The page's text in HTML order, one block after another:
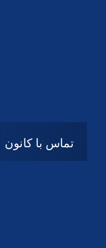
تماس با کانون